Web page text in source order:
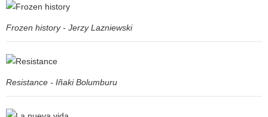
Frozen history - Jerzy Lazniewski
Resistance - Iñaki Bolumburu